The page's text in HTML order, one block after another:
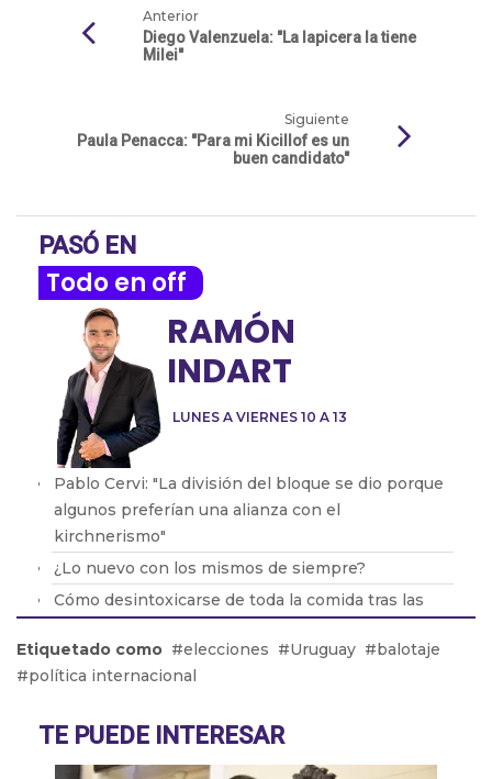
Anterior
Diego Valenzuela: "La lapicera la tiene
Milei"
Siguiente
Paula Penacca: "Para mi Kicillof es un
buen candidato"
PASÓ EN
Todo en off
LUNES A VIERNES 10 A 13
RAMÓN
INDART
Pablo Cervi: "La división del bloque se dio porque
algunos preferían una alianza con el
kirchnerismo"
¿Lo nuevo con los mismos de siempre?
Cómo desintoxicarse de toda la comida tras las
El ministro de Seguridad de PBA no descartó la
vuelta del servicio militar obligatorio
Etiquetado como elecciones Uruguay
balotaje
política internacional
TE PUEDE INTERESAR